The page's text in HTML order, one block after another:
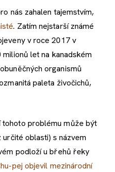
nás zahalen tajemstvím,
. Zatím nejstarší známé
v roce 2017 v
let na kanadském
organismů
paleta živočichů,
problému může být
oblasti) s názvem
podloží u břehů řeky
pej objevil mezinárodní